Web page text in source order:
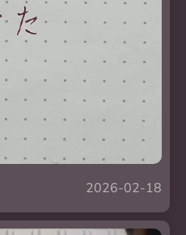
2026-02-18